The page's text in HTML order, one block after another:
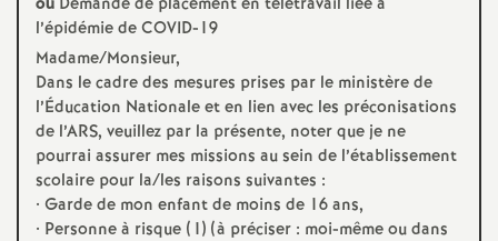
l’épidémie deCOVID-19
Madame/Monsieur,
Dans le cadre des mesures prises par le ministère de
l’Éducation Nationale et en lien avec les préconisations
de l’ARS, veuillez par la présente, noter que je ne
pourrai assurer mes missions au sein de l’établissement
scolaire pour la/les raisons suivantes :
• Garde de mon enfant de moins de 16 ans,
• Personne à risque (1) (à préciser : moi-même ou dans